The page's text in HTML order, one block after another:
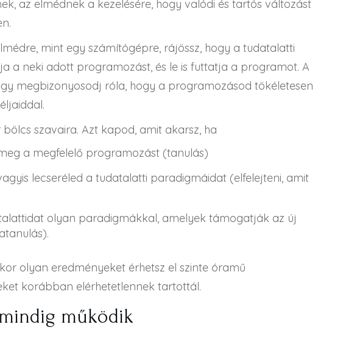
az elmédnek a kezelésére, hogy valódi és tartós változást
mint egy számítógépre, rájössz, hogy a tudatalatti
a neki adott programozást, és le is futtatja a programot. A
megbizonyosodj róla, hogy a programozásod tökéletesen
bölcs szavaira. Azt kapod, amit akarsz, ha
a megfelelő programozást (tanulás)
lecseréled a tudatalatti paradigmáidat (elfelejteni, amit
olyan paradigmákkal, amelyek támogatják az új
olyan eredményeket érhetsz el szinte óramű
korábban elérhetetlennek tartottál.
működik